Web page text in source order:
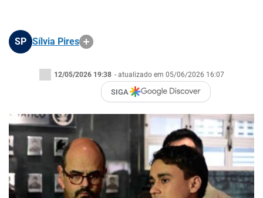
SP Sílvia Pires
12/05/2026 19:38 - atualizado em 05/06/2026 16:07
SIGA